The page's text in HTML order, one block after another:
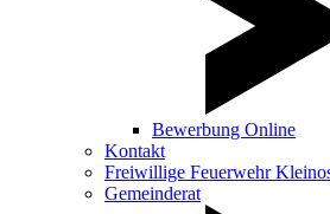
Bewerbung Online
Kontakt
Freiwillige Feuerwehr
Gemeinderat